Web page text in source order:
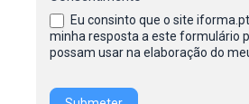
Newsletter
IFORMA
minha resposta a este formulário
possam usar na elaboração do